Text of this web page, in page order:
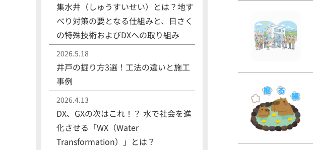
集水井（しゅうすいせい）とは？地す
べり対策の要となる仕組みと、日さく
の特殊技術およびDXへの取り組み
2026.5.18
井戸の掘り方3選！工法の違いと施工
事例
2026.4.13
DX、GXの次はこれ！？ 水で社会を進
化させる「WX（Water
Transformation）」とは？